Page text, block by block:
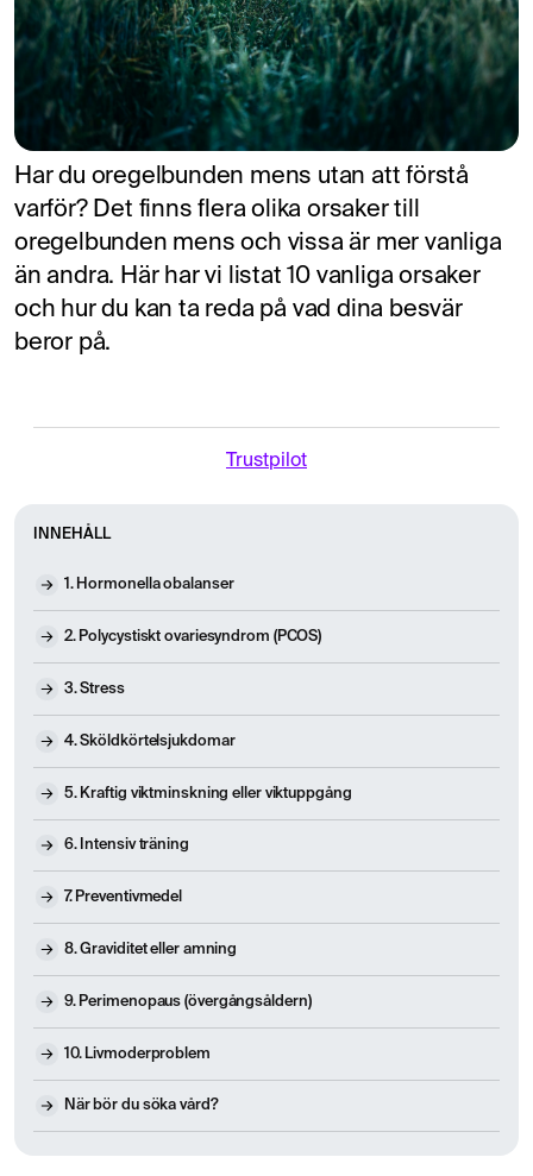
Har du oregelbunden mens utan att förstå
varför? Det finns flera olika orsaker till
oregelbunden mens och vissa är mer vanliga
än andra. Här har vi listat 10 vanliga orsaker
och hur du kan ta reda på vad dina besvär
beror på.
Trustpilot
INNEHÅLL
1. Hormonella obalanser
2. Polycystiskt ovariesyndrom (PCOS)
3. Stress
4. Sköldkörtelsjukdomar
5. Kraftig viktminskning eller viktuppgång
6. Intensiv träning
7. Preventivmedel
8. Graviditet eller amning
9. Perimenopaus (övergångsåldern)
10. Livmoderproblem
När bör du söka vård?